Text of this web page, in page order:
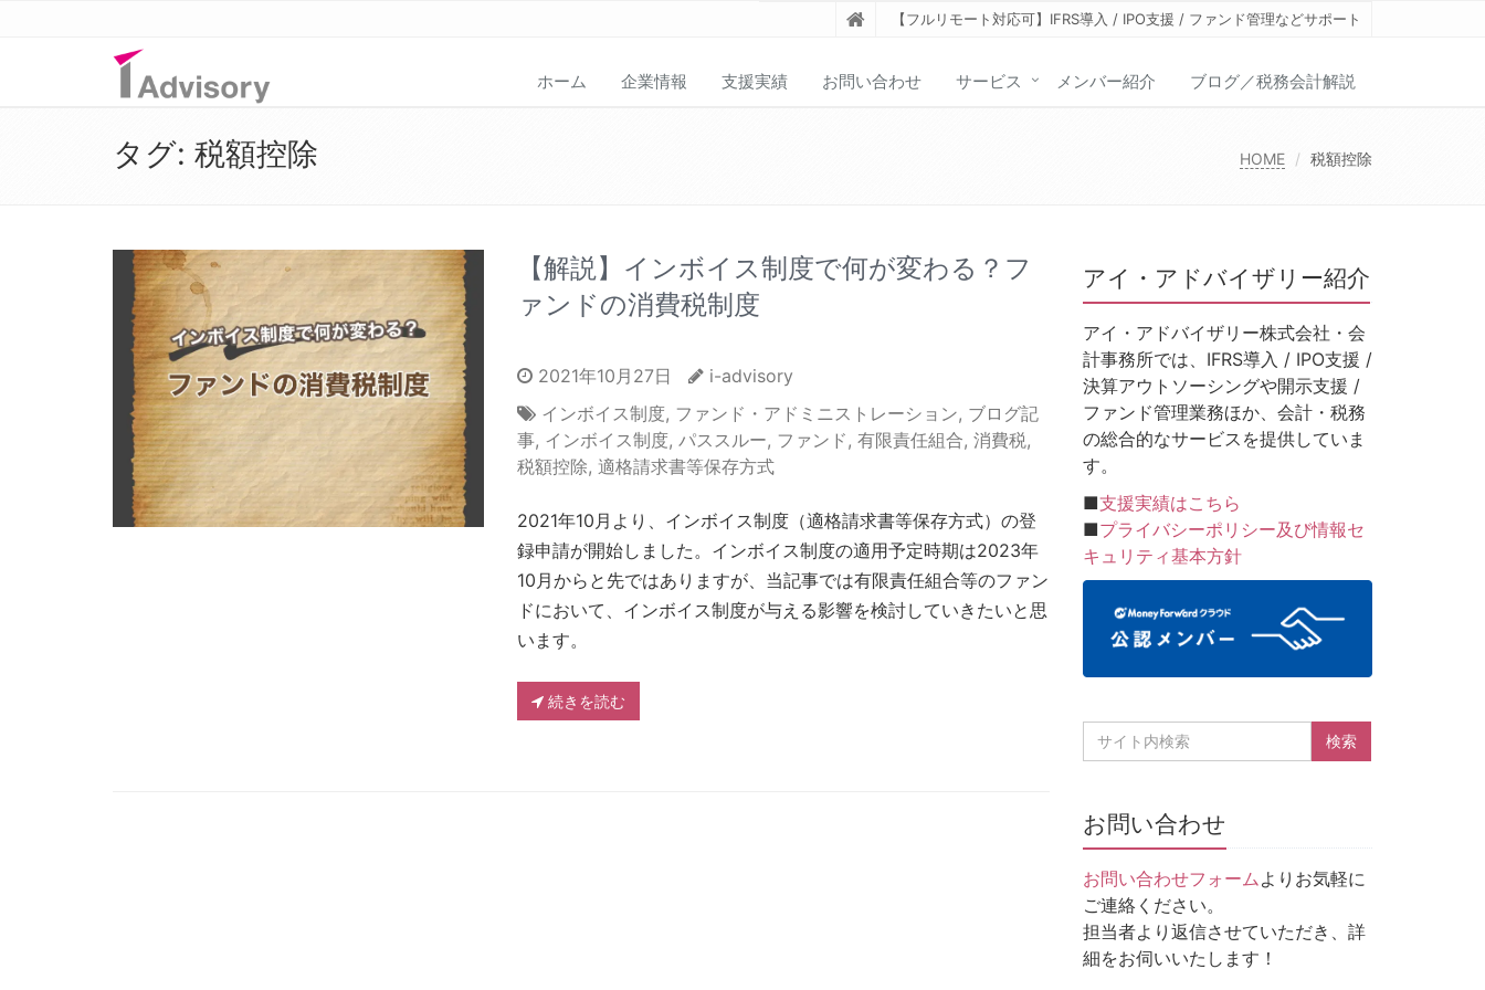
【フルリモート対応可】IFRS導入 / IPO支援 / ファンド管理などサポート
ホーム 企業情報 支援実績 お問い合わせ サービス メンバー紹介 ブログ／税務会計解説
タグ: 税額控除 HOME 税額控除
【解説】インボイス制度で何が変わる？フ
ァンドの消費税制度
2021年10月27日
i-advisory
インボイス制度, ファンド・アドミニストレーション, ブログ記
事, インボイス制度, パススルー, ファンド, 有限責任組合, 消費税,
税額控除, 適格請求書等保存方式
2021年10月より、インボイス制度（適格請求書等保存方式）の登
録申請が開始しました。インボイス制度の適用予定時期は2023年
10月からと先ではありますが、当記事では有限責任組合等のファン
ドにおいて、インボイス制度が与える影響を検討していきたいと思
います。
続きを読む
アイ・アドバイザリー紹介
アイ・アドバイザリー株式会社・会
計事務所では、IFRS導入 / IPO支援 /
決算アウトソーシングや開示支援 /
ファンド管理業務ほか、会計・税務
の総合的なサービスを提供していま
す。
■支援実績はこちら
■プライバシーポリシー及び情報セ
キュリティ基本方針
お問い合わせ
お問い合わせフォーム よりお気軽に
ご連絡ください。
担当者より返信させていただき、詳
細をお伺いいたします！